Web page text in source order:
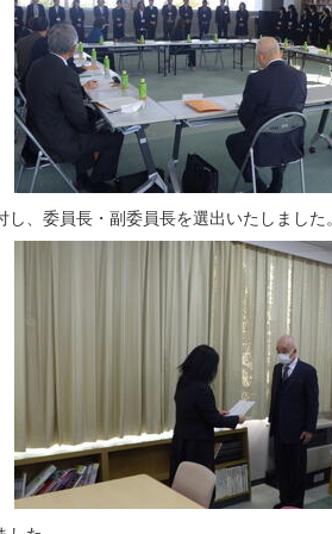
、委員長・副委員長を選出いたしました。